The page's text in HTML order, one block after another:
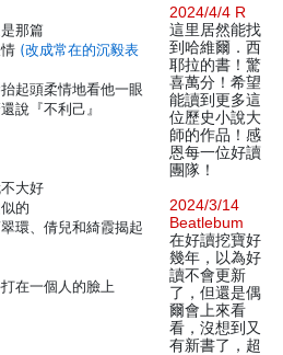
那篇
(改成常在的沉毅表
起頭柔情地看他一眼
說『不利己』
大好
的
環、倩兒和綺霞揭起
在一個人的臉上
2024/4/4 R
這里居然能找
到哈維爾．西
耶拉的書！驚
喜萬分！希望
能讀到更多這
位歷史小說大
師的作品！感
恩每一位好讀
團隊！
2024/3/14
Beatlebum
在好讀挖寶好
幾年，以為好
讀不會更新
了，但還是偶
爾會上來看
看，沒想到又
有新書了，超